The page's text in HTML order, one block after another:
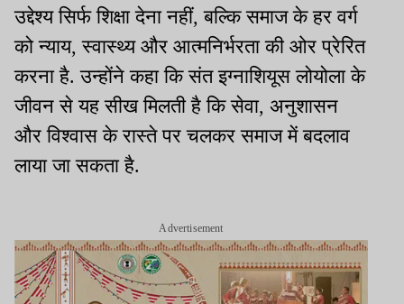
उद्देश्य सिर्फ शिक्षा देना नहीं, बल्कि समाज के हर वर्ग
को न्याय, स्वास्थ्य और आत्मनिर्भरता की ओर प्रेरित
करना है. उन्होंने कहा कि संत इग्नाशियूस लोयोला के
जीवन से यह सीख मिलती है कि सेवा, अनुशासन
और विश्वास के रास्ते पर चलकर समाज में बदलाव
लाया जा सकता है.
Advertisement